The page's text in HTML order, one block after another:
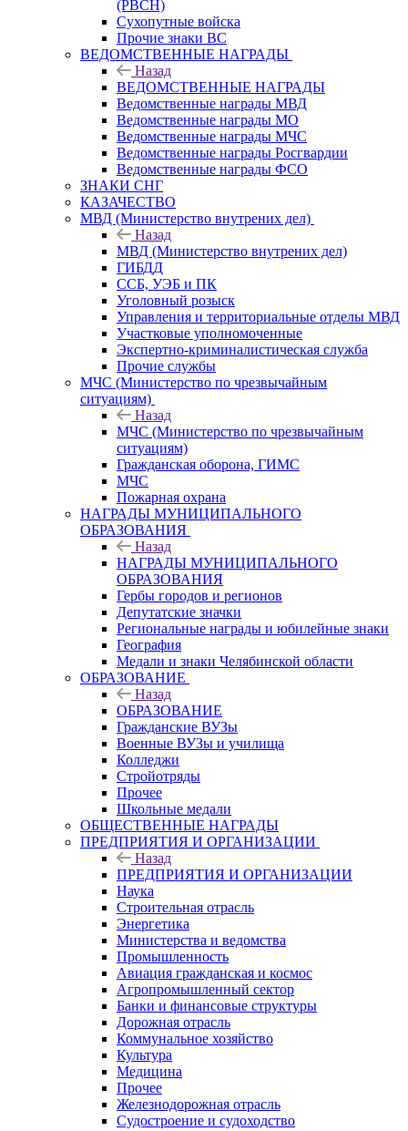
(РВСН)
Сухопутные войска
Прочие знаки ВС
ВЕДОМСТВЕННЫЕ НАГРАДЫ
Назад
ВЕДОМСТВЕННЫЕ НАГРАДЫ
Ведомственные награды МВД
Ведомственные награды МО
Ведомственные награды МЧС
Ведомственные награды Росгвардии
Ведомственные награды ФСО
ЗНАКИ СНГ
КАЗАЧЕСТВО
МВД (Министерство внутрених дел)
Назад
МВД (Министерство внутрених дел)
ГИБДД
ССБ, УЭБ и ПК
Уголовный розыск
Управления и территориальные отделы МВД
Участковые уполномоченные
Экспертно-криминалистическая служба
Прочие службы
МЧС (Министерство по чрезвычайным
ситуациям)
Назад
МЧС (Министерство по чрезвычайным
ситуациям)
Гражданская оборона, ГИМС
МЧС
Пожарная охрана
НАГРАДЫ МУНИЦИПАЛЬНОГО
ОБРАЗОВАНИЯ
Назад
НАГРАДЫ МУНИЦИПАЛЬНОГО
ОБРАЗОВАНИЯ
Гербы городов и регионов
Депутатские значки
Региональные награды и юбилейные знаки
География
Медали и знаки Челябинской области
ОБРАЗОВАНИЕ
Назад
ОБРАЗОВАНИЕ
Гражданские ВУЗы
Военные ВУЗы и училища
Колледжи
Стройотряды
Прочее
Школьные медали
ОБЩЕСТВЕННЫЕ НАГРАДЫ
ПРЕДПРИЯТИЯ И ОРГАНИЗАЦИИ
Назад
ПРЕДПРИЯТИЯ И ОРГАНИЗАЦИИ
Наука
Строительная отрасль
Энергетика
Министерства и ведомства
Промышленность
Авиация гражданская и космос
Агропромышленный сектор
Банки и финансовые структуры
Дорожная отрасль
Коммунальное хозяйство
Культура
Медицина
Прочее
Железнодорожная отрасль
Судостроение и судоходство